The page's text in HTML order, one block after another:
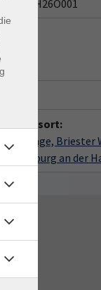
H26O001
Briester
an der